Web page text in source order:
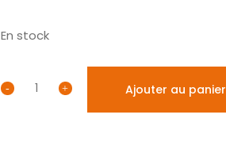
En stock
Ajouter au panier